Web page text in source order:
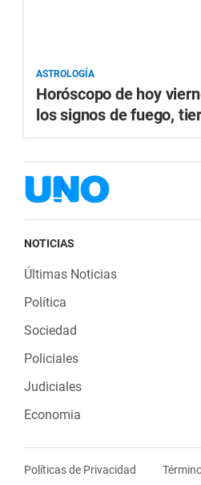
ASTROLOGÍA
Horóscopo de hoy
los signos de fuego,
NOTICIAS
Últimas Noticias
Política
Sociedad
Policiales
Judiciales
Economia
Políticas de Privacidad